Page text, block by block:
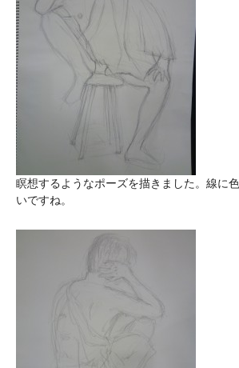
瞑想するようなポーズを描きました。線に
いですね。